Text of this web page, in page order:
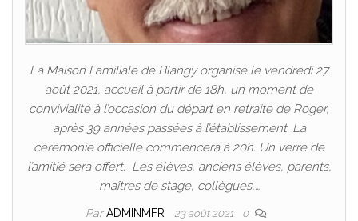
La Maison Familiale de Blangy organise le vendredi 27
août 2021, accueil à partir de 18h, un moment de
convivialité à l’occasion du départ en retraite de Roger,
après 39 années passées à l’établissement. La
cérémonie officielle commencera à 20h. Un verre de
l’amitié sera offert. Les élèves, anciens élèves, parents,
maîtres de stage, collègues,…
ParADMINMFR 23 août 2021 0